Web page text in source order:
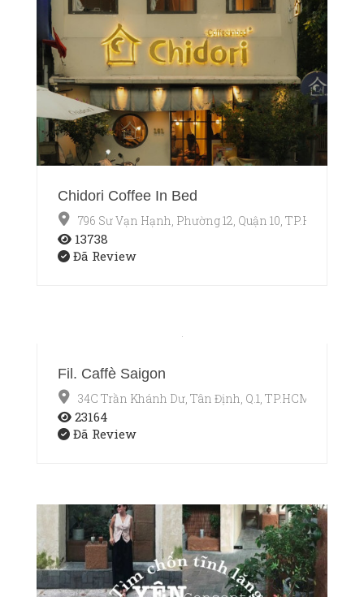
Chidori Coffee In Bed
796 Sư Vạn Hạnh, Phường 12, Quận 10, TP.HCM
13738
Đã Review
Fil. Caffè Saigon
34C Trần Khánh Dư, Tân Định, Q.1, TP.HCM
23164
Đã Review